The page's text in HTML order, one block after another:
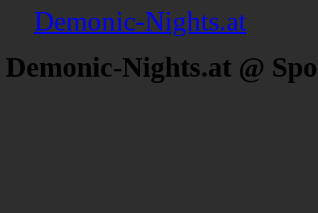
Demonic-Nights.at
Demonic-Nights.at @